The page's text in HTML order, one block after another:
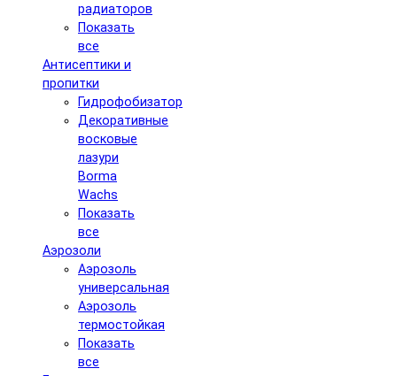
радиаторов
Показать
все
Антисептики и
пропитки
Гидрофобизатор
Декоративные
восковые
лазури
Borma
Wachs
Показать
все
Аэрозоли
Аэрозоль
универсальная
Аэрозоль
термостойкая
Показать
все